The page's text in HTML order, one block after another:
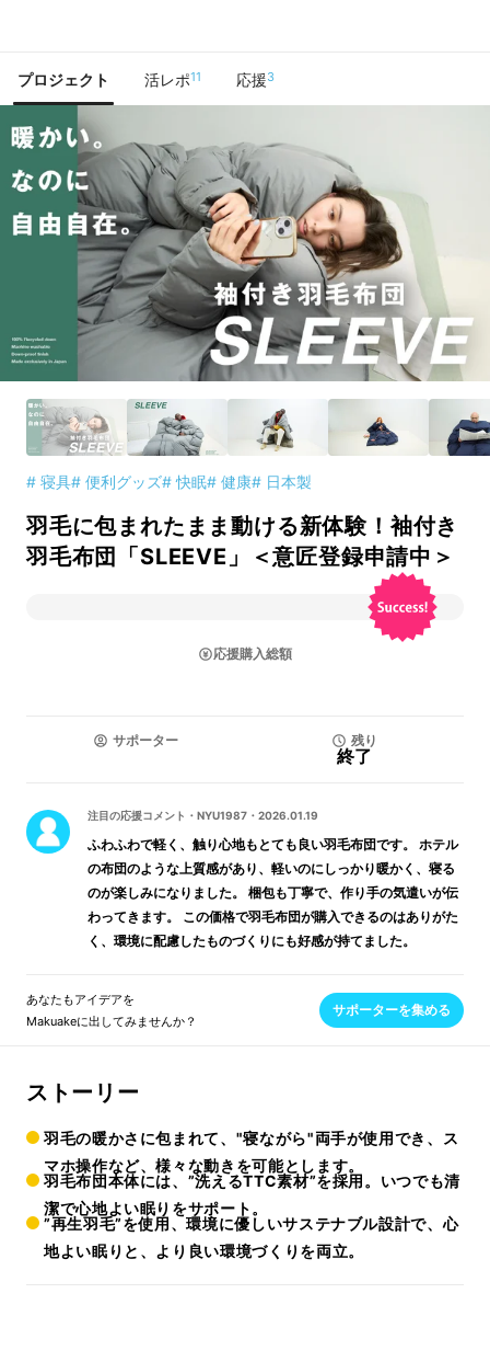
プロジェクト 活レポ11 応援3
# 寝具# 便利グッズ# 快眠# 健康# 日本製
羽毛に包まれたまま動ける新体験！袖付き
羽毛布団「SLEEVE」＜意匠登録申請中＞
応援購入総額
サポーター 残り
終了
注目の応援コメント ・ NYU1987 ・ 2026.01.19
ふわふわで軽く、触り心地もとても良い羽毛布団です。 ホテル
の布団のような上質感があり、軽いのにしっかり暖かく、寝る
のが楽しみになりました。 梱包も丁寧で、作り手の気遣いが伝
わってきます。 この価格で羽毛布団が購入できるのはありがた
く、環境に配慮したものづくりにも好感が持てました。
あなたもアイデアを
Makuakeに出してみませんか？
サポーターを集める
ストーリー
羽毛の暖かさに包まれて、"寝ながら"両手が使用でき、ス
マホ操作など、様々な動きを可能とします。
羽毛布団本体には、”洗えるTTC素材”を採用。いつでも清
潔で心地よい眠りをサポート。
”再生羽毛”を使用、環境に優しいサステナブル設計で、心
地よい眠りと、より良い環境づくりを両立。